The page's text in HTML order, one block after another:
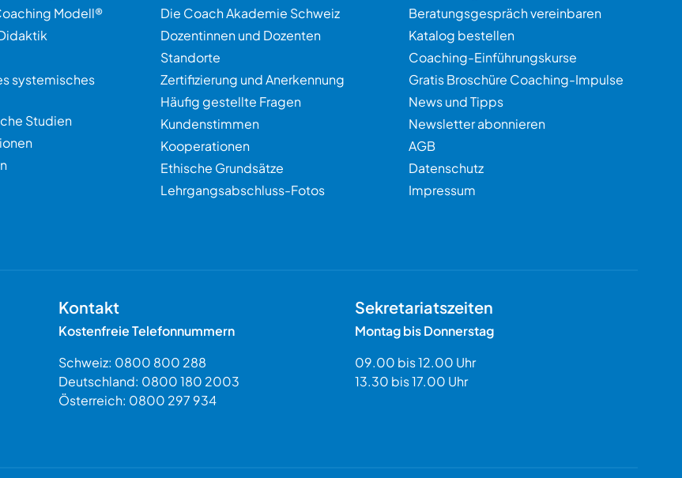
Modell®
systemisches
Studien
Die Coach Akademie Schweiz
Dozentinnen und Dozenten
Standorte
Zertifizierung und Anerkennung
Häufig gestellte Fragen
Kundenstimmen
Kooperationen
Ethische Grundsätze
Lehrgangsabschluss-Fotos
Beratungsgespräch vereinbaren
Katalog bestellen
Coaching-Einführungskurse
Gratis Broschüre Coaching-Impulse
News und Tipps
Newsletter abonnieren
AGB
Datenschutz
Impressum
Kontakt
Kostenfreie Telefonnummern
Schweiz: 0800 800 288
Deutschland: 0800 180 2003
Österreich: 0800 297 934
Sekretariatszeiten
Montag bis Donnerstag
09.00 bis 12.00 Uhr
13.30 bis 17.00 Uhr